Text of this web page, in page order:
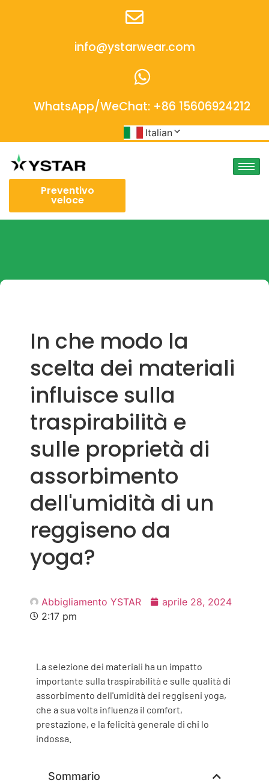
info@ystarwear.com
WhatsApp/WeChat: +86 15606924212
Italian
Preventivo
veloce
In che modo la
scelta dei materiali
influisce sulla
traspirabilità e
sulle proprietà di
assorbimento
dell'umidità di un
reggiseno da
yoga?
Abbigliamento YSTAR
aprile 28, 2024
2:17 pm
La selezione dei materiali ha un impatto
importante sulla traspirabilità e sulle qualità di
assorbimento dell'umidità dei reggiseni yoga,
che a sua volta influenza il comfort,
prestazione, e la felicità generale di chi lo
indossa.
Sommario